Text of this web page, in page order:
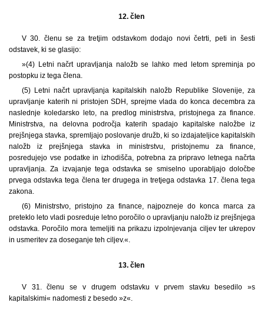
12. člen
V 30. členu se za tretjim odstavkom dodajo novi četrti, peti in šesti
odstavek, ki se glasijo:
»(4) Letni načrt upravljanja naložb se lahko med letom spreminja po
postopku iz tega člena.
(5) Letni načrt upravljanja kapitalskih naložb Republike Slovenije, za
upravljanje katerih ni pristojen SDH, sprejme vlada do konca decembra za
naslednje koledarsko leto, na predlog ministrstva, pristojnega za finance.
Ministrstva, na delovna področja katerih spadajo kapitalske naložbe iz
prejšnjega stavka, spremljajo poslovanje družb, ki so izdajateljice kapitalskih
naložb iz prejšnjega stavka in ministrstvu, pristojnemu za finance,
posredujejo vse podatke in izhodišča, potrebna za pripravo letnega načrta
upravljanja. Za izvajanje tega odstavka se smiselno uporabljajo določbe
prvega odstavka tega člena ter drugega in tretjega odstavka 17. člena tega
zakona.
(6) Ministrstvo, pristojno za finance, najpozneje do konca marca za
preteklo leto vladi posreduje letno poročilo o upravljanju naložb iz prejšnjega
odstavka. Poročilo mora temeljiti na prikazu izpolnjevanja ciljev ter ukrepov
in usmeritev za doseganje teh ciljev.«.
13. člen
V 31. členu se v drugem odstavku v prvem stavku besedilo »s
kapitalskimi« nadomesti z besedo »z«.